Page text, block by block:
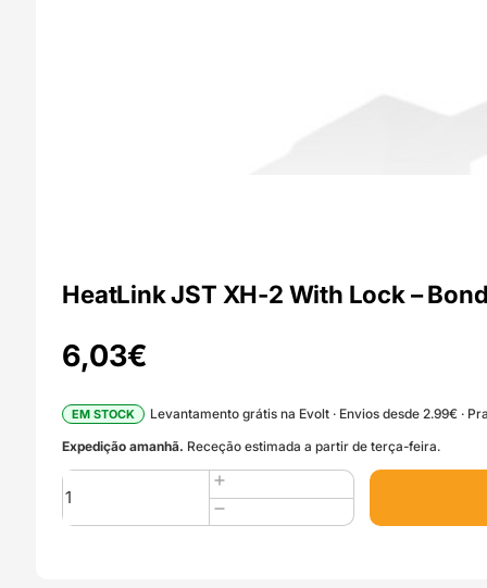
HeatLink JST XH-2 With Lock –
6,03€
EM STOCK
Levantamento grátis na Evolt · Envios desde 2.99€ ·
Expedição amanhã. Receção estimada a partir de terça-feira.
Quantidade
de
HeatLink